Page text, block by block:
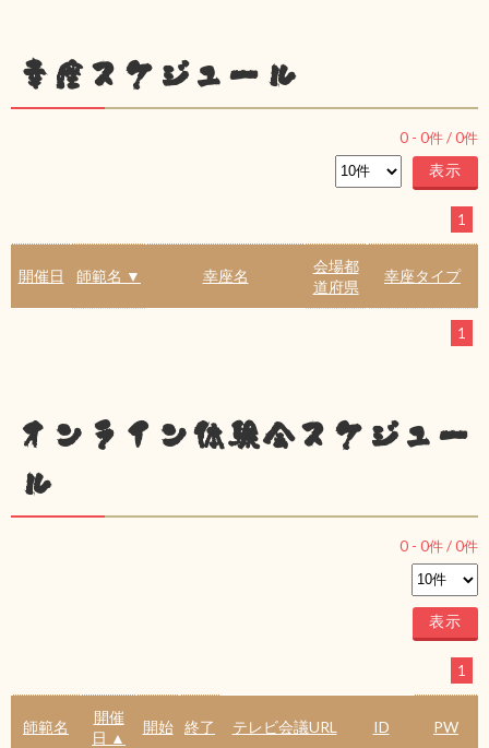
幸座スケジュール
0 - 0件 /0件
1
開催日 師範名 ▼ 幸座名
会場都
道府県
幸座タイプ
1
オンライン体験会スケジュー
ル
0 - 0件 /0件
1
師範名
開催
日 ▲
開始 終了 テレビ会議URL ID PW